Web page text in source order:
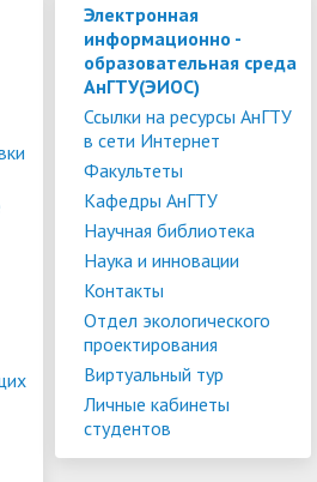
Электронная
информационно -
образовательная среда
АнГТУ(ЭИОС)
Ссылки на ресурсы АнГТУ
в сети Интернет
Факультеты
Кафедры АнГТУ
Научная библиотека
Наука и инновации
Контакты
Отдел экологического
проектирования
Виртуальный тур
Личные кабинеты
студентов